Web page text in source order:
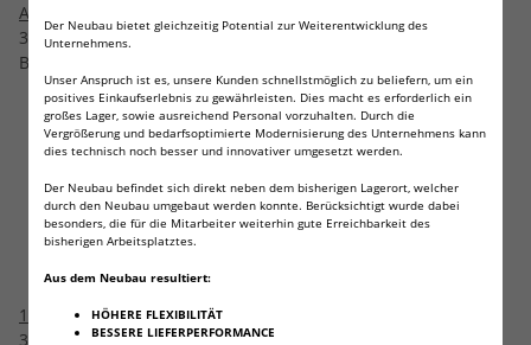
Der Neubau bietet gleichzeitig Potential zur Weiterentwicklung des
Unternehmens.
Unser Anspruch ist es, unsere Kunden schnellstmöglich zu beliefern, um ein
positives Einkaufserlebnis zu gewährleisten. Dies macht es erforderlich ein
großes Lager, sowie ausreichend Personal vorzuhalten. Durch die
Vergrößerung und bedarfsoptimierte Modernisierung des Unternehmens kann
dies technisch noch besser und innovativer umgesetzt werden.
Der Neubau befindet sich direkt neben dem bisherigen Lagerort, welcher
durch den Neubau umgebaut werden konnte. Berücksichtigt wurde dabei
besonders, die für die Mitarbeiter weiterhin gute Erreichbarkeit des
bisherigen Arbeitsplatztes.
Aus dem Neubau resultiert:
HÖHERE FLEXIBILITÄT
BESSERE LIEFERPERFORMANCE
Alkaline
3,25 €*
3,25 €*
Bestseller
10 x Wilhelm AG6
3,03 €
*